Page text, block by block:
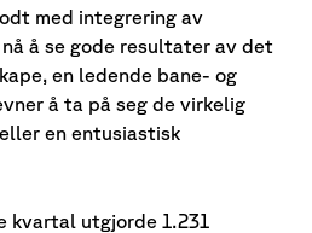
med integrering av
å se gode resultater av det
en ledende bane- og
å ta på seg de virkelig
en entusiastisk
kvartal utgjorde 1.231